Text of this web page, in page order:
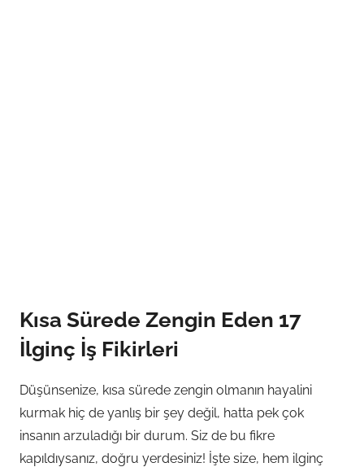
Kısa Sürede Zengin Eden 17
İlginç İş Fikirleri
Düşünsenize, kısa sürede zengin olmanın hayalini
kurmak hiç de yanlış bir şey değil, hatta pek çok
insanın arzuladığı bir durum. Siz de bu fikre
kapıldıysanız, doğru yerdesiniz! İşte size, hem ilginç